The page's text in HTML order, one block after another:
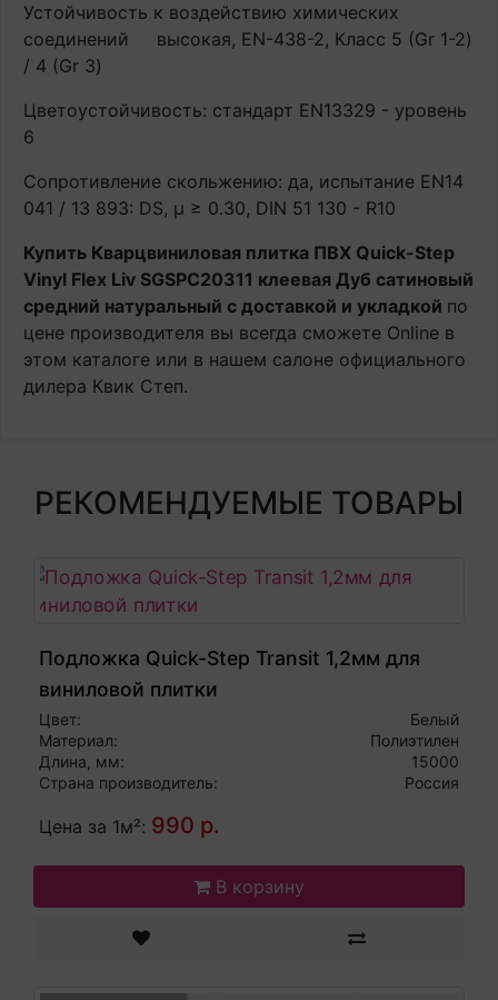
Устойчивость к воздействию химических
соединений
высокая, EN-438-2, Класс 5 (Gr 1-2)
/ 4 (Gr 3)
Цветоустойчивость: стандарт EN13329 - уровень
6
Сопротивление скольжению: да, испытание EN14
041 / 13 893: DS, μ ≥ 0.30, DIN 51 130 - R10
Купить Кварцвиниловая плитка ПВХ Quick-Step
Vinyl Flex Liv SGSPC20311 клеевая Дуб сатиновый
средний натуральный с доставкой и укладкой по
цене производителя вы всегда сможете Online в
этом каталоге или в нашем салоне официального
дилера Квик Степ.
РЕКОМЕНДУЕМЫЕ ТОВАРЫ
Подложка Quick-Step Transit 1,2мм для
виниловой плитки
Цвет:
Белый
Материал:
Полиэтилен
Длина, мм:
15000
Страна производитель:
Россия
Цена за 1м²: 990 р.
В корзину